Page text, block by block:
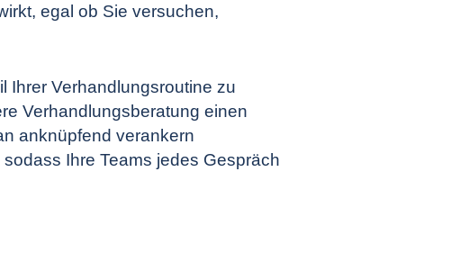
egal ob Sie versuchen,
Ihrer Verhandlungsroutine zu
Verhandlungsberatung einen
anknüpfend verankern
Ihre Teams jedes Gespräch